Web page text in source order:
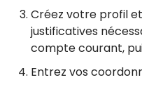
Créez votre profil
justificatives
compte courant,
Entrez vos